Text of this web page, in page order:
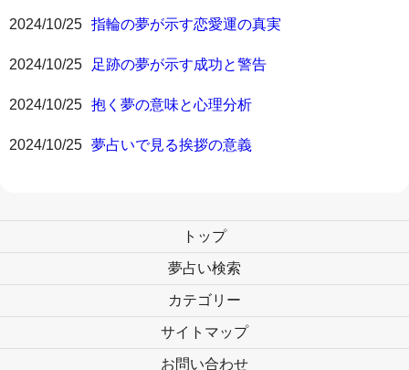
2024/10/25 指輪の夢が示す恋愛運の真実
2024/10/25 足跡の夢が示す成功と警告
2024/10/25 抱く夢の意味と心理分析
2024/10/25 夢占いで見る挨拶の意義
トップ
夢占い検索
カテゴリー
サイトマップ
お問い合わせ